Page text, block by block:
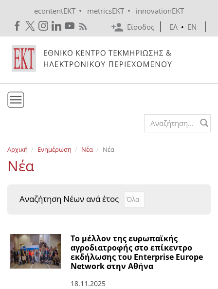
econtentEKT • metricsEKT •
innovationEKT
Είσοδος
ΕΛ • EN
Εκδόσεις
Ενημέρωση
Search form
Αρχική Ενημέρωση Νέα Νέα
Νέα
Αναζήτηση Νέων ανά έτος Αναζήτηση Νέων ανά
Year
Το μέλλον της ευρωπαϊκής
αγροδιατροφής στο επίκεντρο
εκδήλωσης του Enterprise Europe
Network στην Αθήνα
18.11.2025